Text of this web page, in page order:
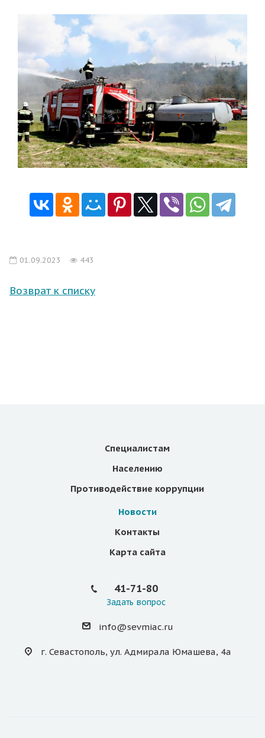
01.09.2023 443
Возврат к списку
Специалистам
Населению
Противодействие коррупции
Новости
Контакты
Карта сайта
41-71-80
Задать вопрос
info@sevmiac.ru
г. Севастополь, ул. Адмирала Юмашева, 4а